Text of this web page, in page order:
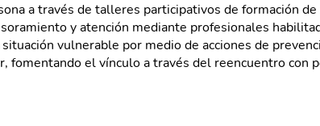
a través de talleres participativos de formación
y atención mediante profesionales
vulnerable por medio de acciones de
fomentando el vínculo a través del reencuentro con